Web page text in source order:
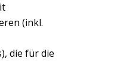
(inkl.
die für die